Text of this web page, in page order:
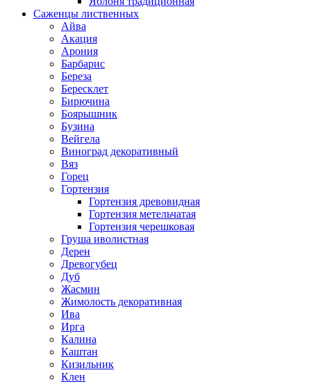
Саженцы лиственных
Айва
Акация
Арония
Барбарис
Береза
Бересклет
Бирючина
Боярышник
Бузина
Вейгела
Виноград декоративный
Вяз
Горец
Гортензия
Гортензия древовидная
Гортензия метельчатая
Гортензия черешковая
Груша иволистная
Дерен
Древогубец
Дуб
Жасмин
Жимолость декоративная
Ива
Ирга
Калина
Каштан
Кизильник
Клен